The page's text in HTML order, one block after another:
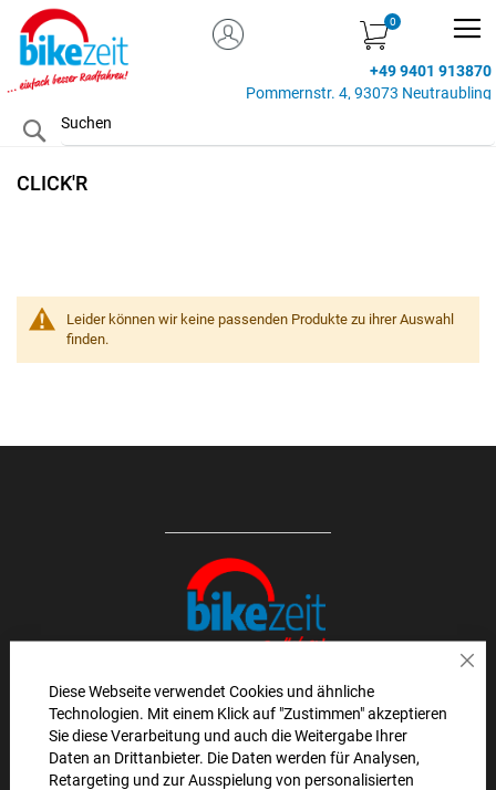
Diese Webseite verwendet Cookies und ähnliche
Technologien. Mit einem Klick auf "Zustimmen" akzeptieren
Sie diese Verarbeitung und auch die Weitergabe Ihrer
Daten an Drittanbieter. Die Daten werden für Analysen,
Retargeting und zur Ausspielung von personalisierten
MEIN KONTO
+49 9401 913870
Pommernstr. 4, 93073 Neutraubling
Search
CLICK'R
Leider können wir keine passenden Produkte zu ihrer Auswahl
finden.
AKTIONEN UND NEUHEITEN ABONNIEREN UND
10€ GUTSCHEIN SICHERN!**